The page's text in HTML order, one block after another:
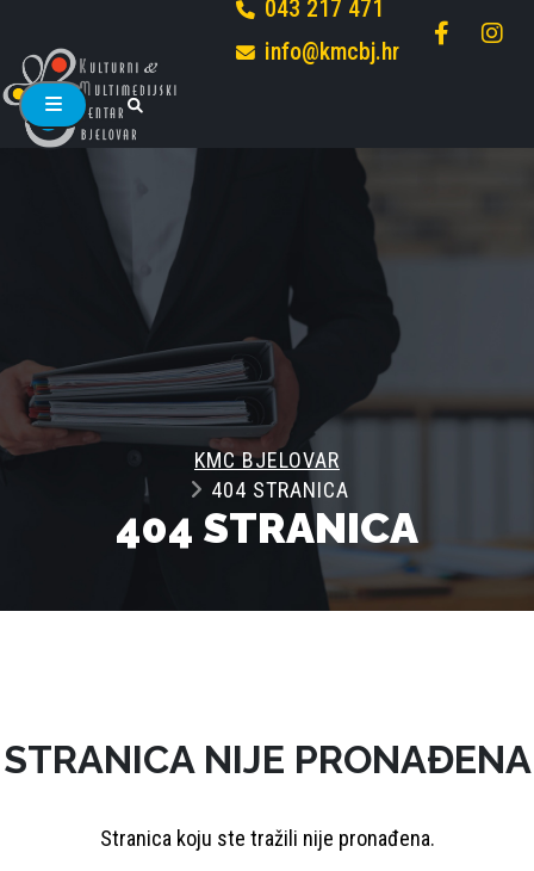
043 217 471
info@kmcbj.hr
404 STRANICA
KMC BJELOVAR
404 STRANICA
STRANICA NIJE PRONAĐENA
Stranica koju ste tražili nije pronađena.